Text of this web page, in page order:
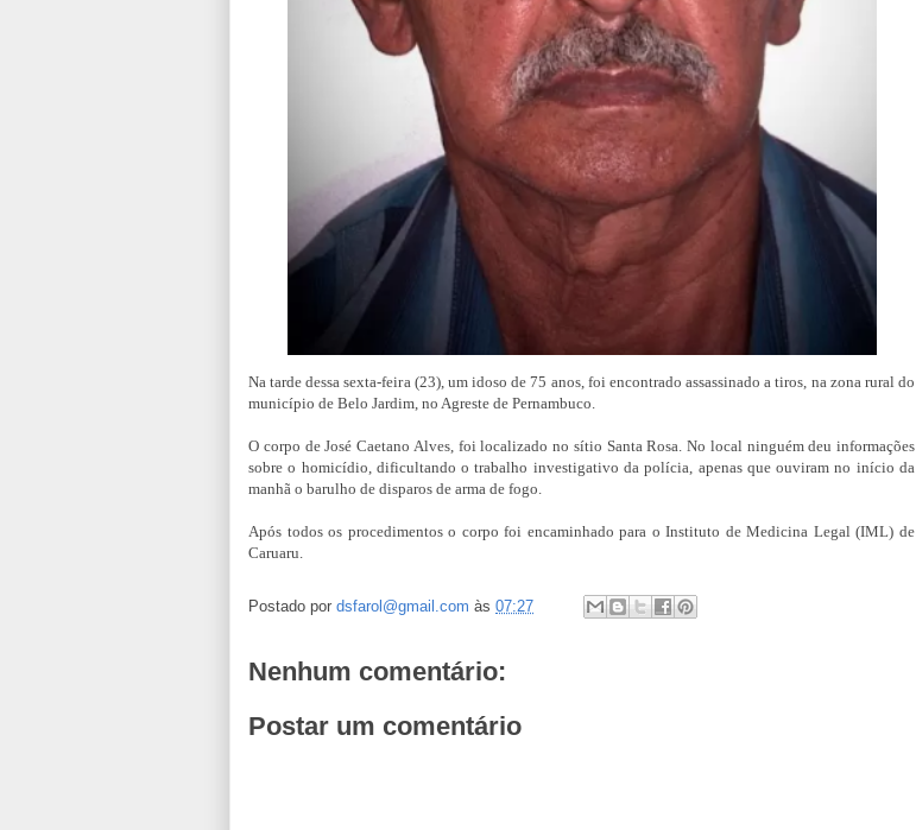
Na tarde dessa sexta-feira (23), um idoso de 75 anos, foi encontrado assassinado a tiros, na zona rural do
município de Belo Jardim, no Agreste de Pernambuco.
O corpo de José Caetano Alves, foi localizado no sítio Santa Rosa. No local ninguém deu informações
sobre o homicídio, dificultando o trabalho investigativo da polícia, apenas que ouviram no início da
manhã o barulho de disparos de arma de fogo.
Após todos os procedimentos o corpo foi encaminhado para o Instituto de Medicina Legal (IML) de
Caruaru.
Postado por dsfarol@gmail.com às 07:27
Nenhum comentário:
Postar um comentário